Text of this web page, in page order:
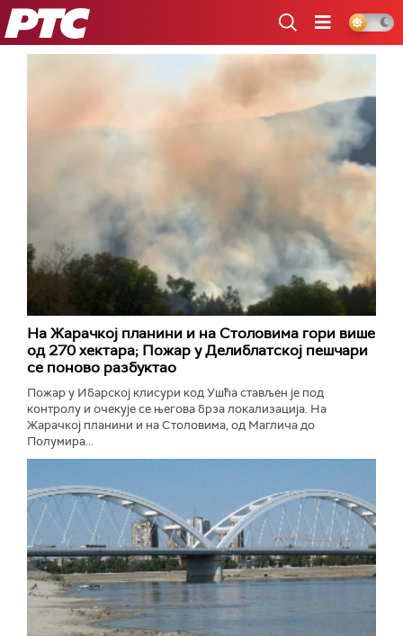
РТС
На Жарачкој планини и на Столовима гори више
од 270 хектара; Пожар у Делиблатској пешчари
се поново разбуктао
Пожар у Ибарској клисури код Ушћа стављен је под
контролу и очекује се његова брза локализација. На
Жарачкој планини и на Столовима, од Маглича до
Полумира...